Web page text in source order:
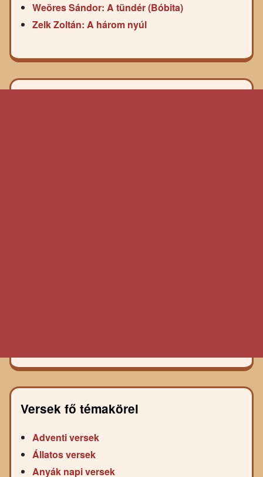
Weöres Sándor: A tündér (Bóbita)
Zelk Zoltán: A három nyúl
Versek fő témakörei
Adventi versek
Állatos versek
Anyák napi versek